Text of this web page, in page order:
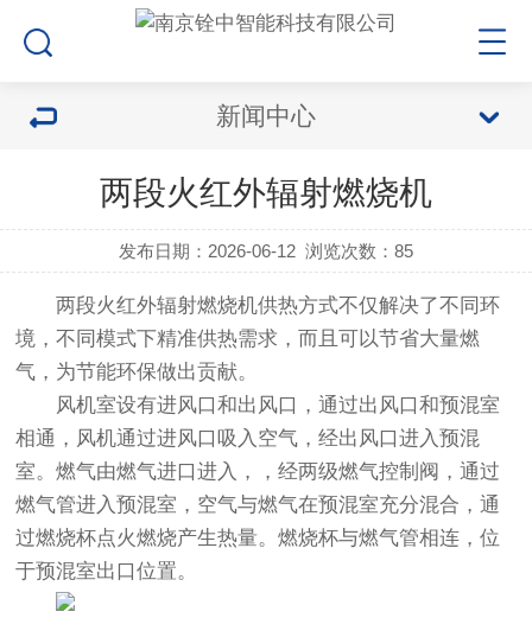
新闻中心
两段火红外辐射燃烧机
发布日期：2026-06-12 浏览次数：85
两段火红外辐射燃烧机供热方式不仅解决了不同环
境，不同模式下精准供热需求，而且可以节省大量燃
气，为节能环保做出贡献。
风机室设有进风口和出风口，通过出风口和预混室
相通，风机通过进风口吸入空气，经出风口进入预混
室。燃气由燃气进口进入，，经两级燃气控制阀，通过
燃气管进入预混室，空气与燃气在预混室充分混合，通
过燃烧杯点火燃烧产生热量。燃烧杯与燃气管相连，位
于预混室出口位置。